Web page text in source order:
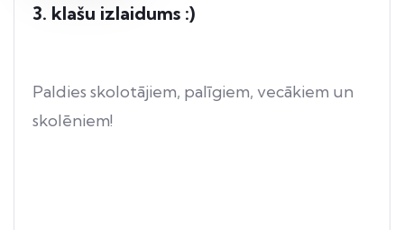
3. klašu izlaidums :)
Paldies skolotājiem, palīgiem, vecākiem un
skolēniem!